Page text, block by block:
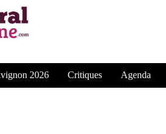
2026 Critiques Agenda